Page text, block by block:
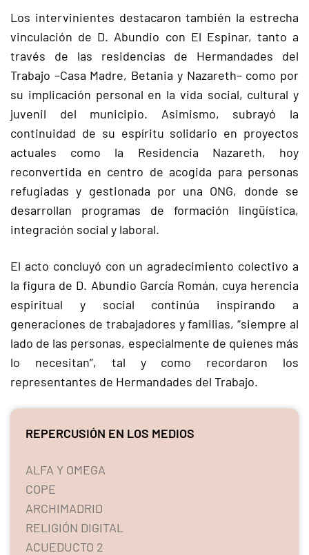
Los intervinientes destacaron también la estrecha
vinculación de D. Abundio con El Espinar, tanto a
través de las residencias de Hermandades del
Trabajo –Casa Madre, Betania y Nazareth– como por
su implicación personal en la vida social, cultural y
juvenil del municipio. Asimismo, subrayó la
continuidad de su espíritu solidario en proyectos
actuales como la Residencia Nazareth, hoy
reconvertida en centro de acogida para personas
refugiadas y gestionada por una ONG, donde se
desarrollan programas de formación lingüística,
integración social y laboral.
El acto concluyó con un agradecimiento colectivo a
la figura de D. Abundio García Román, cuya herencia
espiritual y social continúa inspirando a
generaciones de trabajadores y familias, “siempre al
lado de las personas, especialmente de quienes más
lo necesitan”, tal y como recordaron los
representantes de Hermandades del Trabajo.
REPERCUSIÓN EN LOS MEDIOS
ALFA Y OMEGA
COPE
ARCHIMADRID
RELIGIÓN DIGITAL
ACUEDUCTO 2